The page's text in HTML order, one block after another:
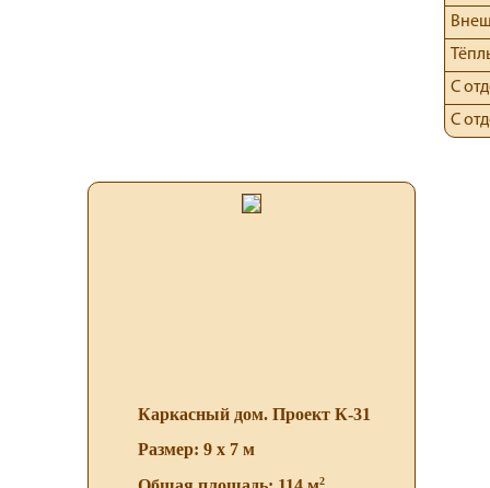
С
С
Каркасный дом. Проект К-31
Размер: 9 х 7 м
2